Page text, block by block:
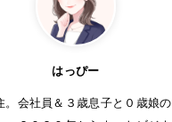
はっぴー
。会社員＆３歳息子と０歳娘